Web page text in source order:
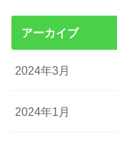
アーカイブ
2024年3月
2024年1月